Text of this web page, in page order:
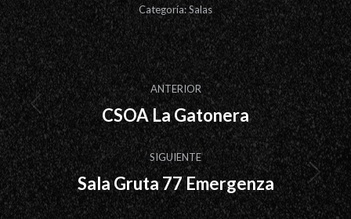
Categoría:Salas
Navegación
entre
proyectos
ANTERIOR
Proyecto
anterior
CSOA La Gatonera
SIGUIENTE
Proyecto
siguiente
Sala Gruta 77 Emergenza